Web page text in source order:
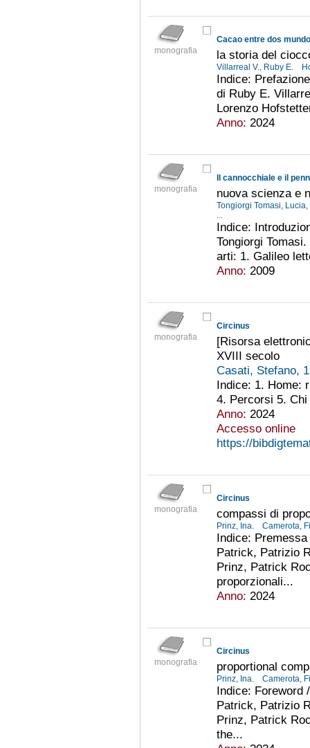
monografia
Cacao entre dos
la storia del
Villarreal V., Ruby E.
Indice:
di Ruby E.
Lorenzo
Anno: 2024
monografia
Il cannocchiale e il
nuova scienza e
Tongiorgi Tomasi,
...
Indice:
Tongiorgi
arti: 1. Galileo
Anno: 2009
monografia
Circinus
[Risorsa
XVIII secolo
Casati, Stefano,
Indice: 1. Home:
4. Percorsi 5.
Anno: 2024
Accesso online
https://
monografia
Circinus
compassi di
Prinz, Ina. Camerota,
Indice:
Patrick, Patrizio
Prinz, Patrick
proporzionali...
Anno: 2024
monografia
Circinus
proportional
Prinz, Ina. Camerota,
Indice: Foreword
Patrick, Patrizio
Prinz, Patrick
the...